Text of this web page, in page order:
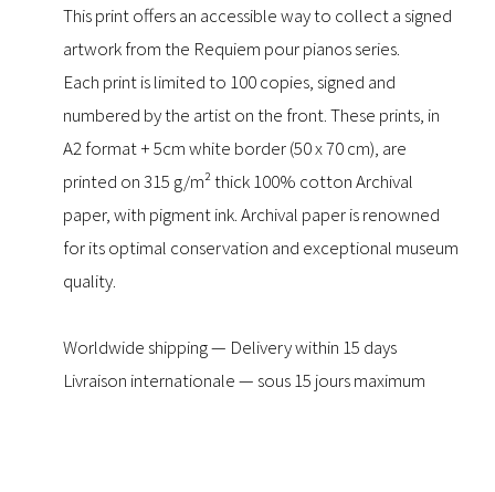
This print offers an accessible way to collect a signed
artwork from the Requiem pour pianos series.
Each print is limited to 100 copies, signed and
numbered by the artist on the front. These prints, in
A2 format + 5cm white border (50 x 70 cm), are
printed on 315 g/m² thick 100% cotton Archival
paper, with pigment ink. Archival paper is renowned
for its optimal conservation and exceptional museum
quality.
Worldwide shipping — Delivery within 15 days
Livraison internationale — sous 15 jours maximum